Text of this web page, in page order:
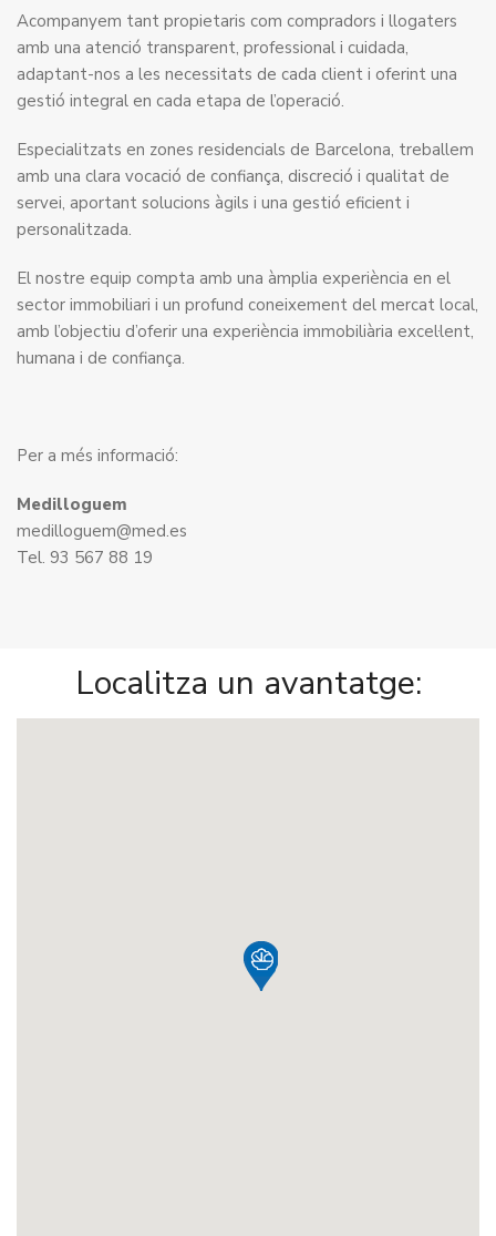
Acompanyem tant propietaris com compradors i llogaters
amb una atenció transparent, professional i cuidada,
adaptant-nos a les necessitats de cada client i oferint una
gestió integral en cada etapa de l’operació.
Especialitzats en zones residencials de Barcelona, treballem
amb una clara vocació de confiança, discreció i qualitat de
servei, aportant solucions àgils i una gestió eficient i
personalitzada.
El nostre equip compta amb una àmplia experiència en el
sector immobiliari i un profund coneixement del mercat local,
amb l’objectiu d’oferir una experiència immobiliària excel·lent,
humana i de confiança.
Per a més informació:
Medilloguem
medilloguem@med.es
Tel. 93 567 88 19
Localitza un avantatge: